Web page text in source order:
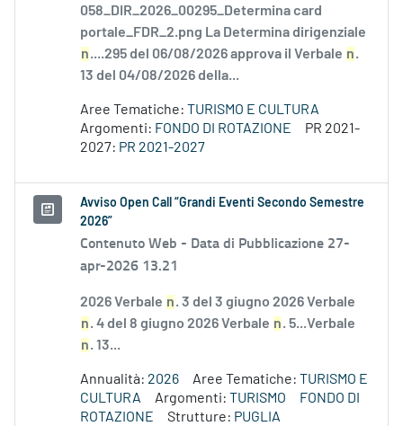
058_DIR_2026_00295_Determina card
portale_FDR_2.png La Determina dirigenziale
n....295 del 06/08/2026 approva il Verbale n.
13 del 04/08/2026 della...
Aree Tematiche: TURISMO E CULTURA
Argomenti: FONDO DI ROTAZIONE
PR 2021-
2027: PR 2021-2027
Avviso Open Call “Grandi Eventi Secondo Semestre
2026”
Contenuto Web - Data di Pubblicazione 27-
apr-2026 13.21
2026 Verbale n. 3 del 3 giugno 2026 Verbale
n. 4 del 8 giugno 2026 Verbale n. 5...Verbale
n. 13...
Annualità: 2026 Aree Tematiche: TURISMO E
CULTURA
Argomenti: TURISMO
FONDO DI
ROTAZIONE
Strutture: PUGLIA